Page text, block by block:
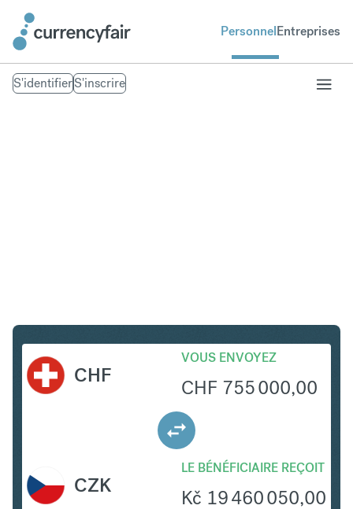
PersonnelEntreprises
S'identifierS'inscrire
CHF
VOUS ENVOYEZ
CHF 755 000,00
LE BÉNÉFICIAIRE REÇOIT
Kč 19 460 050,00
CZK